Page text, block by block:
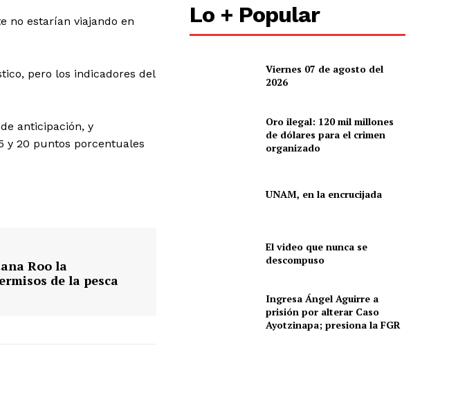
no estarían viajando en
pero los indicadores del
anticipación, y
y 20 puntos porcentuales
Roo la
de la pesca
Lo + Popular
Viernes 07 de agosto del
2026
Oro ilegal: 120 mil millones
de dólares para el crimen
organizado
UNAM, en la encrucijada
El video que nunca se
descompuso
Ingresa Ángel Aguirre a
prisión por alterar Caso
Ayotzinapa; presiona la FGR